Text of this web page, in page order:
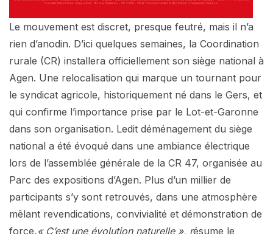
Le mouvement est discret, presque feutré, mais il n’a
rien d’anodin. D’ici quelques semaines, la Coordination
rurale (CR) installera officiellement son siège national à
Agen. Une relocalisation qui marque un tournant pour
le syndicat agricole, historiquement né dans le Gers, et
qui confirme l’importance prise par le Lot-et-Garonne
dans son organisation. Ledit déménagement du siège
national a été évoqué dans une ambiance électrique
lors de l’assemblée générale de la CR 47, organisée au
Parc des expositions d’Agen. Plus d’un millier de
participants s’y sont retrouvés, dans une atmosphère
mêlant revendications, convivialité et démonstration de
force.« C’est une évolution naturelle », résume le